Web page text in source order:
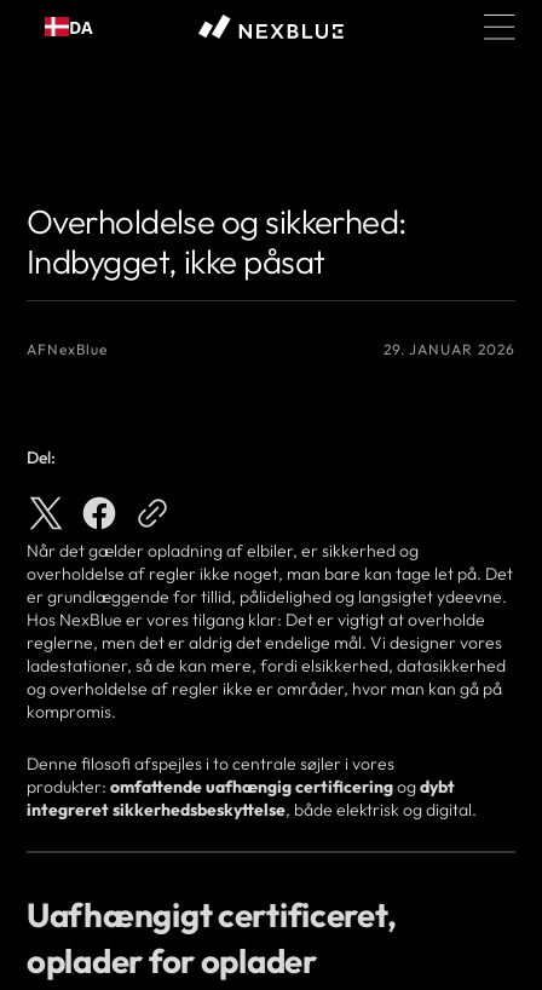
Gå til
indhold
DA
Overholdelse og sikkerhed:
Indbygget, ikke påsat
AFNexBlue 29. JANUAR 2026
Del:
Når det gælder opladning af elbiler, er sikkerhed og
overholdelse af regler ikke noget, man bare kan tage let på. Det
er grundlæggende for tillid, pålidelighed og langsigtet ydeevne.
Hos NexBlue er vores tilgang klar: Det er vigtigt at overholde
reglerne, men det er aldrig det endelige mål. Vi designer vores
ladestationer, så de kan mere, fordi elsikkerhed, datasikkerhed
og overholdelse af regler ikke er områder, hvor man kan gå på
kompromis.
Denne filosofi afspejles i to centrale søjler i vores
produkter: omfattende uafhængig certificeringogdybt
integreret sikkerhedsbeskyttelse, både elektrisk og digital.
Uafhængigt certificeret,
oplader for oplader